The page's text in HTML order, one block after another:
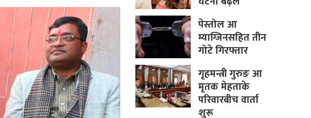
पेस्तोल आ
म्याग्जिनसहित तीन
गोटे गिरफ्तार
गृहमन्त्री गुरुङ आ
मृतक मेहताके
परिवारबीच वार्ता
शुरू